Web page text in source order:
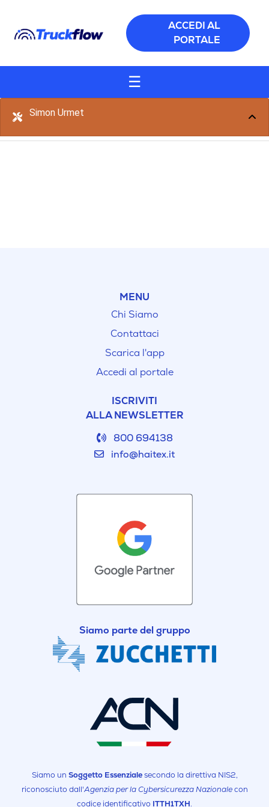
ACCEDI AL
PORTALE
☰
Simon Urmet
MENU
Chi Siamo
Contattaci
Scarica l'app
Accedi al portale
ISCRIVITI
ALLA NEWSLETTER
800 694138
info@haitex.it
Siamo parte del gruppo
Siamo un Soggetto Essenzialesecondo la direttiva NIS2,
riconosciuto dall'Agenzia per la Cybersicurezza Nazionalecon
codice identificativo ITTH1TXH.